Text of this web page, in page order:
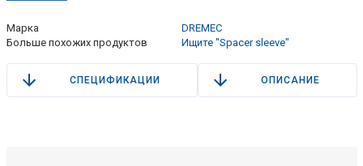
Марка
DREMEC
Больше похожих продуктов
Ищите "Spacer sleeve"
СПЕЦИФИКАЦИИ ОПИСАНИЕ